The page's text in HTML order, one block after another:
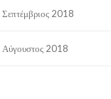
Σεπτέμβριος 2018
Αύγουστος 2018